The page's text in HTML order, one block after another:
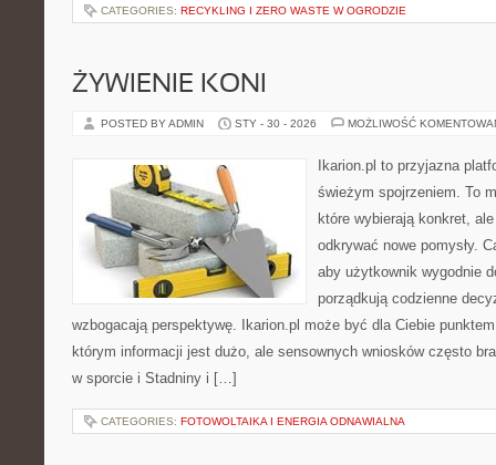
CATEGORIES: RECYKLING I ZERO WASTE W OGRODZIE
ŻYWIENIE KONI
POSTED BY ADMIN STY - 30 - 2026 MOŻLIWOŚĆ
Ikarion.pl to przyjazna
świeżym spojrzeniem. To
które wybierają konkret,
odkrywać nowe pomysły.
aby użytkownik wygodnie
porządkują codzienne
wzbogacają perspektywę. Ikarion.pl może być dla Ciebie
którym informacji jest dużo, ale sensownych wniosków często
w sporcie i Stadniny i […]
CATEGORIES: FOTOWOLTAIKA I ENERGIA ODNAWIALNA